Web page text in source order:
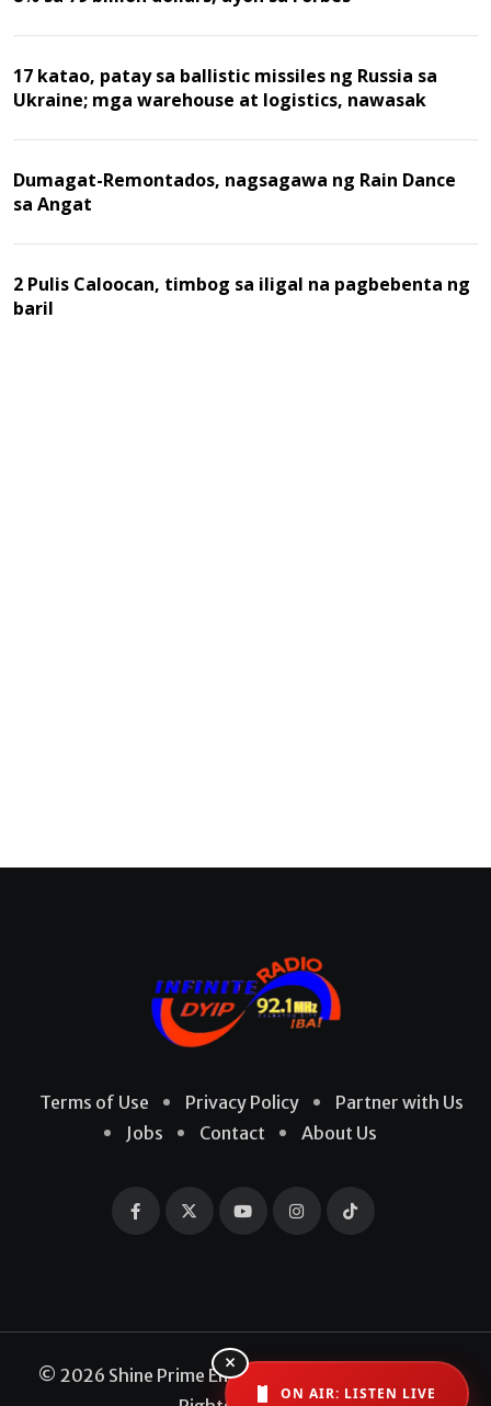
17 katao, patay sa ballistic missiles ng Russia sa
Ukraine; mga warehouse at logistics, nawasak
Dumagat-Remontados, nagsagawa ng Rain Dance
sa Angat
2 Pulis Caloocan, timbog sa iligal na pagbebenta ng
baril
Terms of Use Privacy Policy
Partner with Us
Jobs
Contact About Us
© 2026 Shine Prime Entertainment Production. All
×
ON AIR: LISTEN LIVE